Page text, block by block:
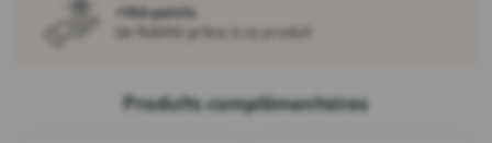
+146 points
de fidélité grâce à ce produit
Produits complémentaires